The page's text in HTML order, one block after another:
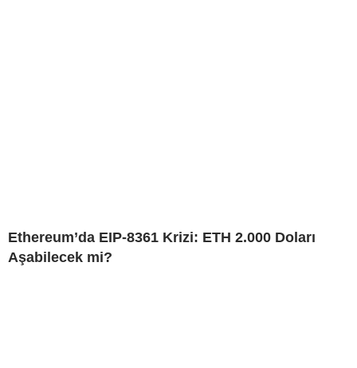
Ethereum’da EIP-8361 Krizi: ETH 2.000 Doları
Aşabilecek mi?